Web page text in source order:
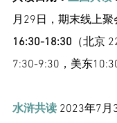
月29日，期末线上聚
16:30-18:30 （北京
7:30-9:30，美东
水浒共读 2023年7月